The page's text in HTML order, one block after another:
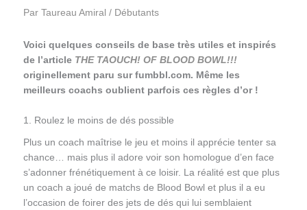
Par Taureau Amiral / Débutants
Voici quelques conseils de base très utiles et inspirés
de l’article THE TAOUCH! OF BLOOD BOWL!!!
originellement paru sur fumbbl.com. Même les
meilleurs coachs oublient parfois ces règles d’or !
1. Roulez le moins de dés possible
Plus un coach maîtrise le jeu et moins il apprécie tenter sa
chance… mais plus il adore voir son homologue d’en face
s’adonner frénétiquement à ce loisir. La réalité est que plus
un coach a joué de matchs de Blood Bowl et plus il a eu
l’occasion de foirer des jets de dés qui lui semblaient